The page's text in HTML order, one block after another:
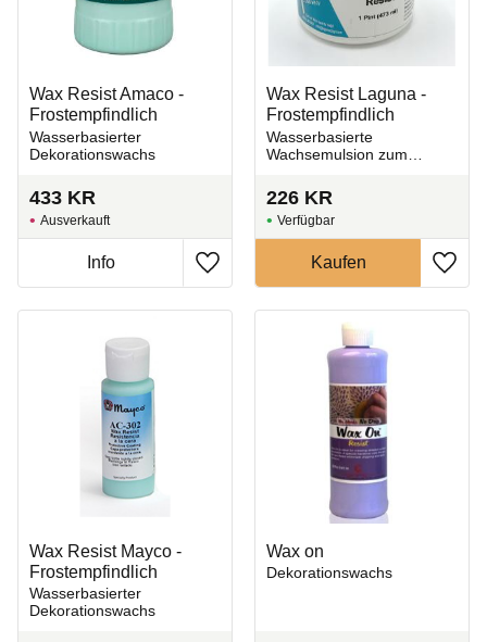
Wax Resist Amaco -
Frostempfindlich
Wasserbasierter
Dekorationswachs
433 KR
Zu Favoriten hinzufügen
Ausverkauft
Wax Resist Laguna -
Frostempfindlich
Wasserbasierte
Wachsemulsion zum
226 KR
Zu
Wax Resist Mayco -
Frostempfindlich
Wasserbasierter
Dekorationswachs
Wax on
Dekorationswachs